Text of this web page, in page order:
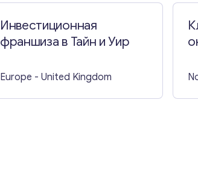
Инвестиционная
франшиза в Тайн и Уир
Europe - United Kingdom